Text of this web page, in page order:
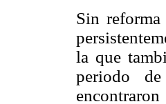
Sin
la que
periodo